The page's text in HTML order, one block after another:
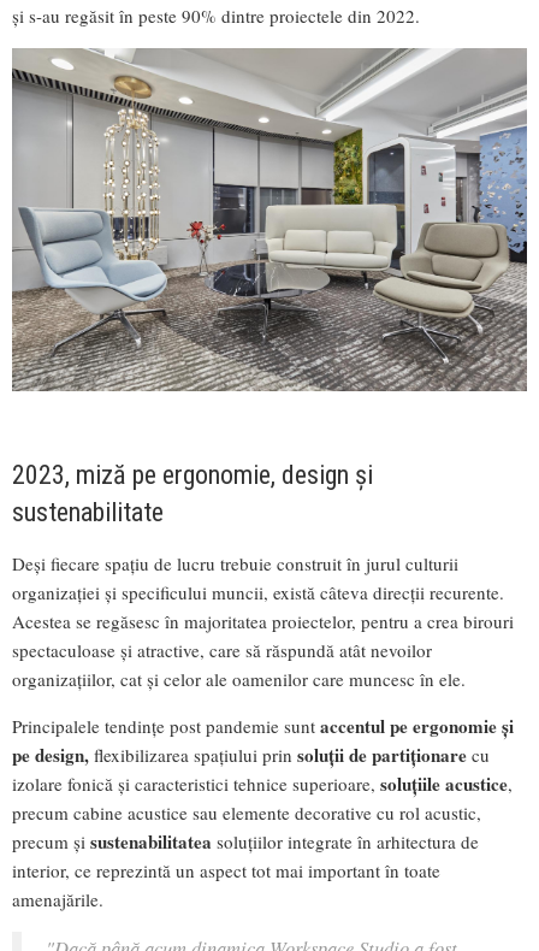
și s-au regăsit în peste 90% dintre proiectele din 2022.
2023, miză pe ergonomie, design și
sustenabilitate
Deși fiecare spațiu de lucru trebuie construit în jurul culturii
organizației și specificului muncii, există câteva direcții recurente.
Acestea se regăsesc în majoritatea proiectelor, pentru a crea birouri
spectaculoase și atractive, care să răspundă atât nevoilor
organizațiilor, cat și celor ale oamenilor care muncesc în ele.
Principalele tendințe post pandemie sunt accentul pe ergonomie și
pe design, flexibilizarea spațiului prin soluții de partiționare cu
izolare fonică și caracteristici tehnice superioare, soluțiile acustice,
precum cabine acustice sau elemente decorative cu rol acustic,
precum și sustenabilitatea soluțiilor integrate în arhitectura de
interior, ce reprezintă un aspect tot mai important în toate
amenajările.